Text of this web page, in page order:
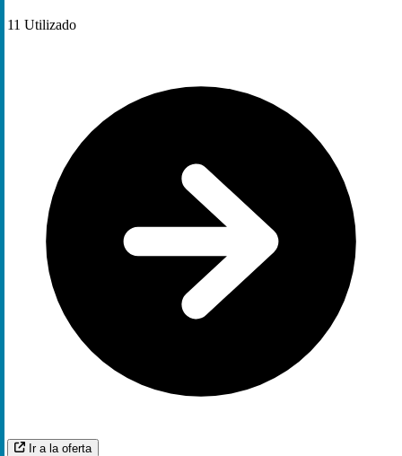
11 Utilizado
Ir a la oferta